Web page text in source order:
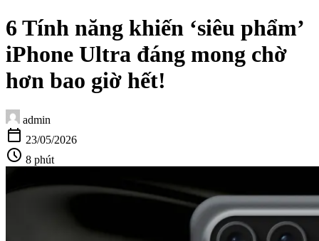
6 Tính năng khiến ‘siêu phẩm’
iPhone Ultra đáng mong chờ
hơn bao giờ hết!
admin
calendar_today 23/05/2026
schedule 8 phút